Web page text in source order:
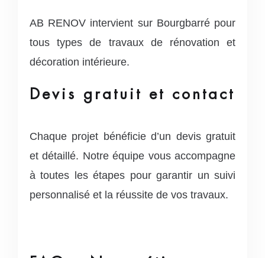
AB RENOV intervient sur Bourgbarré pour
tous types de travaux de rénovation et
décoration intérieure.
Devis gratuit et contact
Chaque projet bénéficie d’un devis gratuit
et détaillé. Notre équipe vous accompagne
à toutes les étapes pour garantir un suivi
personnalisé et la réussite de vos travaux.